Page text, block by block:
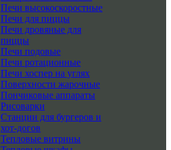
Печи высокоскоростные
Печи для пиццы
Печи дровяные для
пиццы
Печи подовые
Печи ротационные
Печи хоспер на углях
Поверхности жарочные
Пончиковые аппараты
Рисоварки
Станции для бургеров и
хот-догов
Тепловые витрины